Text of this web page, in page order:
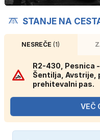
STANJE NA
NESREČE(1)
R2-430, Pesnica
Šentilja, Avstrije,
prehitevalni pas.
VEČ